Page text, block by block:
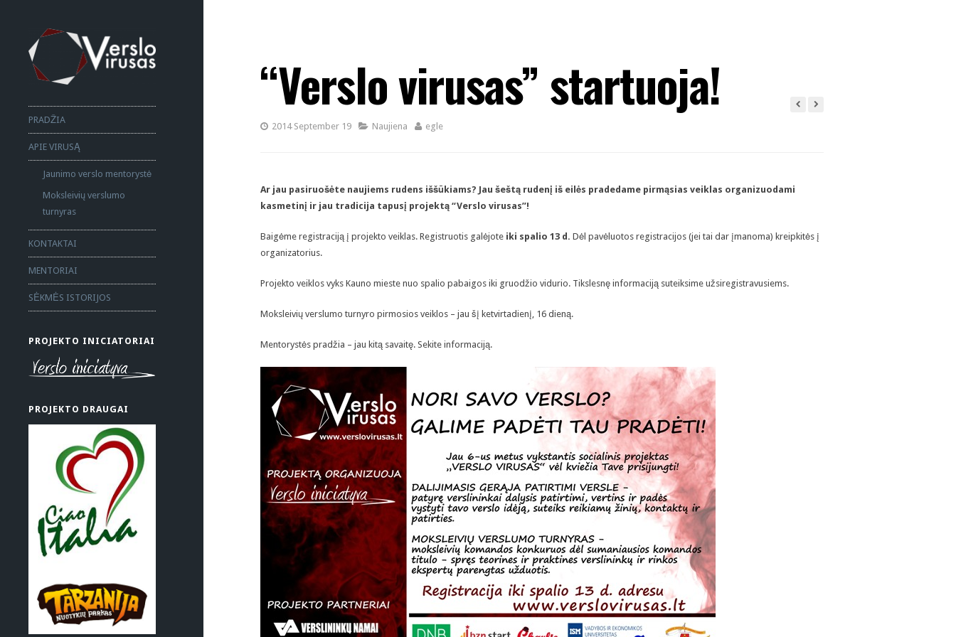
PRADŽIA
APIE VIRUSĄ
Jaunimo verslo mentorystė
Moksleivių verslumo
turnyras
KONTAKTAI
MENTORIAI
SĖKMĖS ISTORIJOS
PROJEKTO INICIATORIAI
PROJEKTO DRAUGAI
“Verslo virusas” startuoja!
2014 September 19 Naujiena egle
Ar jau pasiruošėte naujiems rudens iššūkiams? Jau šeštą rudenį iš eilės pradedame pirmąsias veiklas organizuodami
kasmetinį ir jau tradicija tapusį projektą “Verslo virusas”!
Baigėme registraciją į projekto veiklas. Registruotis galėjote iki spalio 13 d. Dėl pavėluotos registracijos (jei tai dar įmanoma) kreipkitės į
organizatorius.
Projekto veiklos vyks Kauno mieste nuo spalio pabaigos iki gruodžio vidurio. Tikslesnę informaciją suteiksime užsiregistravusiems.
Moksleivių verslumo turnyro pirmosios veiklos – jau šį ketvirtadienį, 16 dieną.
Mentorystės pradžia – jau kitą savaitę. Sekite informaciją.